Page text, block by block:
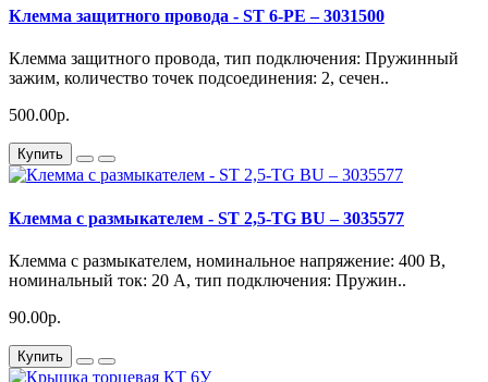
Клемма защитного провода - ST 6-PE – 3031500
Клемма защитного провода, тип подключения: Пружинный
зажим, количество точек подсоединения: 2, сечен..
500.00р.
Купить
Клемма с размыкателем - ST 2,5-TG BU – 3035577
Клемма с размыкателем, номинальное напряжение: 400 В,
номинальный ток: 20 A, тип подключения: Пружин..
90.00р.
Купить